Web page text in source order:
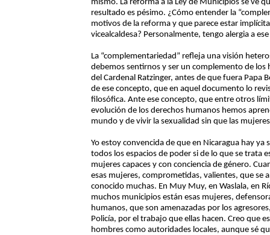
mismo. La reforma a la Ley de Municipios se ve
resultado es pésimo. ¿Cómo entender la
motivos de la reforma y que parece estar
vicealcaldesa? Personalmente, tengo alergia a
La “complementariedad” refleja una visión
debemos sentirnos y ser un complemento de
del Cardenal Ratzinger, antes de que fuera Papa
de ese concepto, que en aquel documento lo
filosófica. Ante ese concepto, que entre otros
evolución de los derechos humanos hemos
mundo y de vivir la sexualidad sin que las
Yo estoy convencida de que en Nicaragua hay
todos los espacios de poder si de lo que se trata
mujeres capaces y con conciencia de género.
esas mujeres, comprometidas, valientes, que se
conocido muchas. En Muy Muy, en Waslala, en
muchos municipios están esas mujeres,
humanos, que son amenazadas por los
Policía, por el trabajo que ellas hacen. Creo que
hombres como autoridades locales, aunque sé